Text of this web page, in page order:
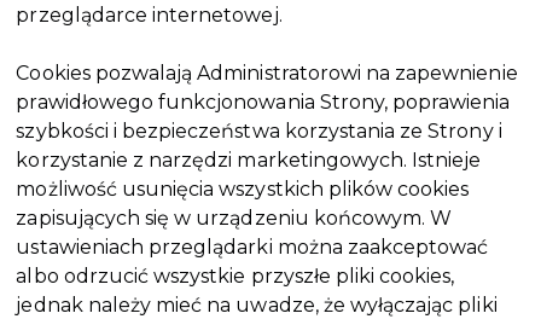
przeglądarce internetowej.
Cookies pozwalają Administratorowi na zapewnienie
prawidłowego funkcjonowania Strony, poprawienia
szybkości i bezpieczeństwa korzystania ze Strony i
korzystanie z narzędzi marketingowych. Istnieje
możliwość usunięcia wszystkich plików cookies
zapisujących się w urządzeniu końcowym. W
ustawieniach przeglądarki można zaakceptować
albo odrzucić wszystkie przyszłe pliki cookies,
jednak należy mieć na uwadze, że wyłączając pliki